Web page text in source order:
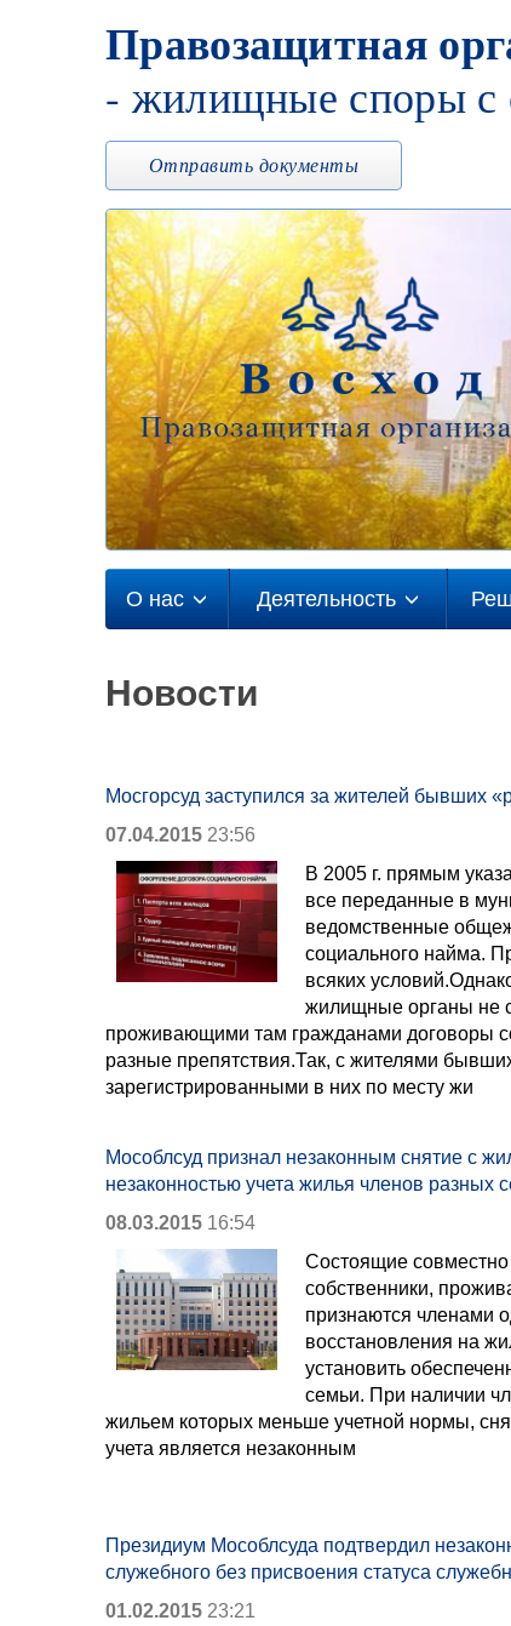
Правозащитная
- жилищные споры с
Отправить документы
О нас Деятельность
Новости
Мосгорсуд заступился за жителей бывших
07.04.2015 23:56
В 2005 г. прямым
все переданные в
ведомственные
социального найма.
всяких
жилищные органы не
проживающими там гражданами договоры
разные препятствия.Так, с жителями
зарегистрированными в них по месту жи
Мособлсуд признал незаконным снятие с
незаконностью учета жилья членов разных
08.03.2015 16:54
Состоящие
собственники,
признаются членами
восстановления на
установить
семьи. При наличии
жильем которых меньше учетной нормы,
учета является незаконным
Президиум Мособлсуда подтвердил
служебного без присвоения статуса
01.02.2015 23:21